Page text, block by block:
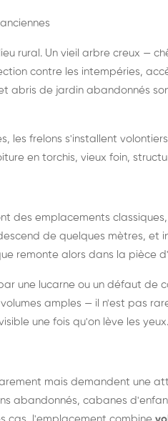
rural. Un vieil arbre creux —
contre les intempéries,
abris de jardin abandonnés
les frelons s'installent
en torchis, vieux foin,
des emplacements
de quelques mètres, et
remonte alors dans la pièce
une lucarne ou un défaut de
amples — il n'est pas
une fois qu'on lève les yeux.
mais demandent une
abandonnés, cabanes